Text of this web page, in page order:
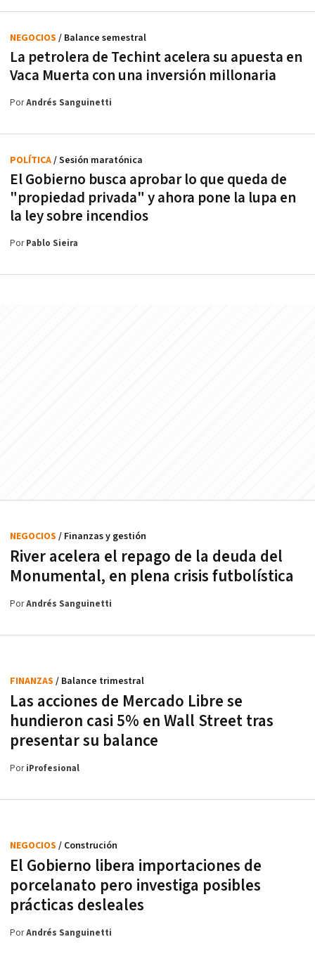
La petrolera de Techint acelera su apuesta en
Vaca Muerta con una inversión millonaria
NEGOCIOS / Balance semestral
PorAndrés Sanguinetti
El Gobierno busca aprobar lo que queda de
"propiedad privada" y ahora pone la lupa en
la ley sobre incendios
POLÍTICA/ Sesión maratónica
PorPablo Sieira
River acelera el repago de la deuda del
Monumental, en plena crisis futbolística
NEGOCIOS / Finanzas y gestión
PorAndrés Sanguinetti
Las acciones de Mercado Libre se
hundieron casi 5% en Wall Street tras
presentar su balance
FINANZAS / Balance trimestral
PoriProfesional
El Gobierno libera importaciones de
porcelanato pero investiga posibles
prácticas desleales
NEGOCIOS / Construción
PorAndrés Sanguinetti